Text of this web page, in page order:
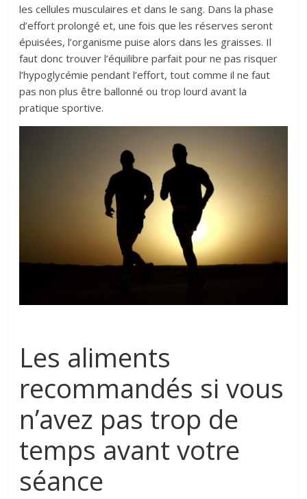
les cellules musculaires et dans le sang. Dans la phase
d’effort prolongé et, une fois que les réserves seront
épuisées, l’organisme puise alors dans les graisses. Il
faut donc trouver l’équilibre parfait pour ne pas risquer
l’hypoglycémie pendant l’effort, tout comme il ne faut
pas non plus être ballonné ou trop lourd avant la
pratique sportive.
Les aliments
recommandés si vous
n’avez pas trop de
temps avant votre
séance